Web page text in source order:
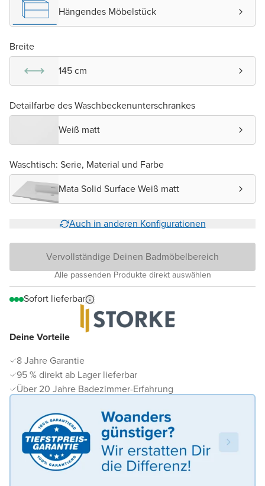
Deine Vorteile
8 Jahre Garantie
95 % direkt ab Lager lieferbar
Über 20 Jahre Badezimmer-Erfahrung
Hängendes Möbelstück
Breite
145 cm
Detailfarbe des Waschbeckenunterschrankes
Weiß matt
Waschtisch: Serie, Material und Farbe
Mata Solid Surface Weiß matt
Auch in anderen Konfigurationen
Vervollständige Deinen Badmöbelbereich
Alle passenden Produkte direkt auswählen
Sofort lieferbar